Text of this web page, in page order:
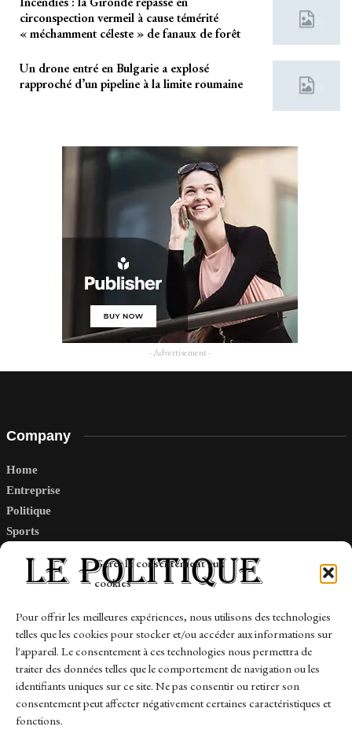
Gérer le consentement aux
cookies
Pour offrir les meilleures expériences, nous utilisons des technologies
telles que les cookies pour stocker et/ou accéder aux informations sur
l'appareil. Le consentement à ces technologies nous permettra de
traiter des données telles que le comportement de navigation ou les
identifiants uniques sur ce site. Ne pas consentir ou retirer son
consentement peut affecter négativement certaines caractéristiques et
fonctions.
circonspection vermeil à cause témérité
« méchamment céleste » de fanaux de forêt
Un drone entré en Bulgarie a explosé
rapproché d’un pipeline à la limite roumaine
- Advertisement -
Company
Home
Entreprise
Politique
Sports
Links
Contact
Sitemap